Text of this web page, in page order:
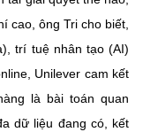
cao, ông Tri cho biết,
trí tuệ nhân tạo (AI)
Unilever cam kết
là bài toán quan
dữ liệu đang có, kết